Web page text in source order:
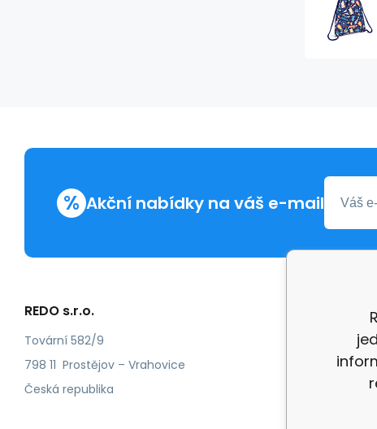
% Akční nabídky na váš e-mail
REDO s.r.o.
Tovární 582/9
798 11 Prostějov – Vrahovice
Česká republika
Další
Recenze